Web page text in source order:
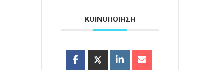
ΚΟΙΝΟΠΟΙΗΣΗ